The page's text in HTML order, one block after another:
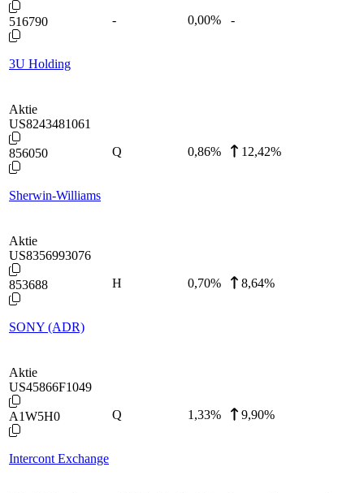
516790
3U Holding
- 0,00% -
Aktie
US8243481061
856050
Sherwin-Williams
Q 0,86% 12,42%
Aktie
US8356993076
853688
SONY (ADR)
H 0,70% 8,64%
Aktie
US45866F1049
A1W5H0
Intercont Exchange
Q 1,33% 9,90%